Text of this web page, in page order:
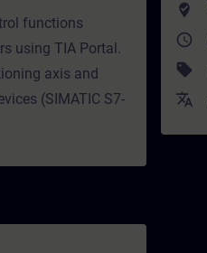
functions
using TIA Portal.
axis and
(SIMATIC S7-
where_to_vote
access_time
sell
translate